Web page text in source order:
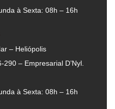
à Sexta: 08h – 16h
– Heliópolis
– Empresarial D’Nyl.
à Sexta: 08h – 16h